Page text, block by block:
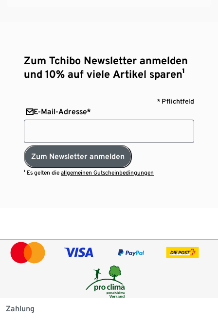
Zum Tchibo Newsletter anmelden
und 10% auf viele Artikel sparen¹
* Pflichtfeld
E-Mail-Adresse*
Zum Newsletter anmelden
¹ Es gelten dieallgemeinen Gutscheinbedingungen
Zahlung